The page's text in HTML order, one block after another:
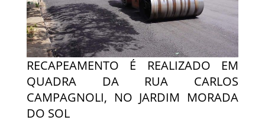
RECAPEAMENTO É REALIZADO EM
QUADRA DA RUA CARLOS
CAMPAGNOLI, NO JARDIM MORADA
DO SOL